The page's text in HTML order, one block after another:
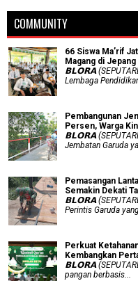
COMMUNITY
66 Siswa Ma’rif
Magang di Jepang
𝗕𝗟𝗢𝗥𝗔
Lembaga
Pembangunan
Persen, Warga
𝗕𝗟𝗢𝗥𝗔
Jembatan Garuda
Pemasangan
Semakin Dekati
𝗕𝗟𝗢𝗥𝗔
Perintis Garuda
​Perkuat
Kembangkan
𝗕𝗟𝗢𝗥𝗔
pangan berbasis...